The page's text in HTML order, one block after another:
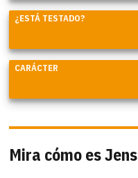
¿ESTÁ TESTADO?
CARÁCTER
Mira cómo es Jens